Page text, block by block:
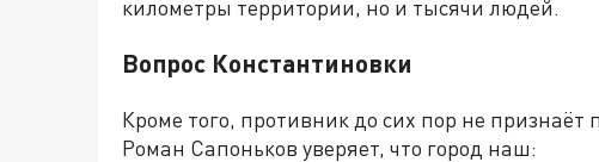
километры территории, но и тысячи людей.
Вопрос Константиновки
Кроме того, противник до сих пор не
Роман Сапоньков уверяет, что город наш: